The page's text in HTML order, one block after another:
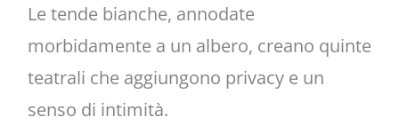
Le tende bianche, annodate
morbidamente a un albero, creano quinte
teatrali che aggiungono privacy e un
senso di intimità.